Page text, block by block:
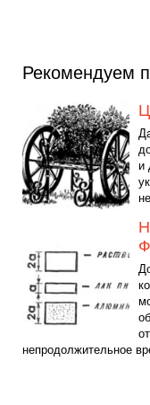
Рекомендуем
и
непродолжительное